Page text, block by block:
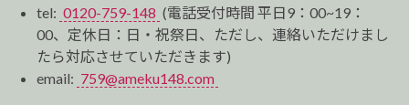
tel: 0120-759-148 (電話受付時間 平日9：00~19：
00、定休日：日・祝祭日、ただし、連絡いただけまし
たら対応させていただきます)
email: 759@ameku148.com